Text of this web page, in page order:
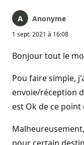
Anonyme
1 sept. 2021 à 16:08
Bonjour tout le
Pou faire simple,
envoie/réception
est Ok de ce point